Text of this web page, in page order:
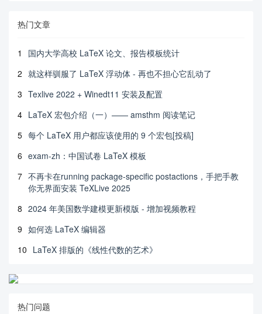
热门文章
1
国内大学高校 LaTeX 论文、报告模板统计
2 就这样驯服了 LaTeX 浮动体 - 再也不担心它乱动了
3 Texlive 2022 + Winedt11 安装及配置
4 LaTeX 宏包介绍（一）—— amsthm 阅读笔记
5 每个 LaTeX 用户都应该使用的 9 个宏包[投稿]
6 exam-zh：中国试卷 LaTeX 模板
7 不再卡在running package-specific postactions，手把手教
你无界面安装 TeXLive 2025
8 2024 年美国数学建模更新模版 - 增加视频教程
9 如何选 LaTeX 编辑器
10 LaTeX 排版的《线性代数的艺术》
热门问题